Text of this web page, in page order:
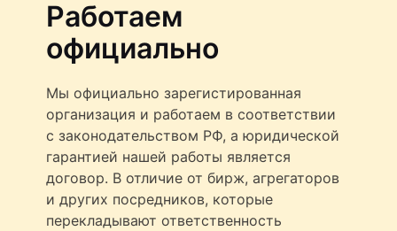
Работаем
официально
Мы официально зарегистированная
организация и работаем в соответствии
с законодательством РФ, а юридической
гарантией нашей работы является
договор. В отличие от бирж, агрегаторов
и других посредников, которые
перекладывают ответственность